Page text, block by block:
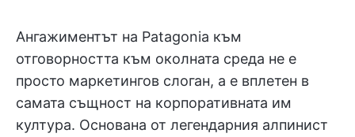
Ангажиментът на Patagonia към
отговорността към околната среда не е
просто маркетингов слоган, а е вплетен в
самата същност на корпоративната им
култура. Основана от легендарния алпинист